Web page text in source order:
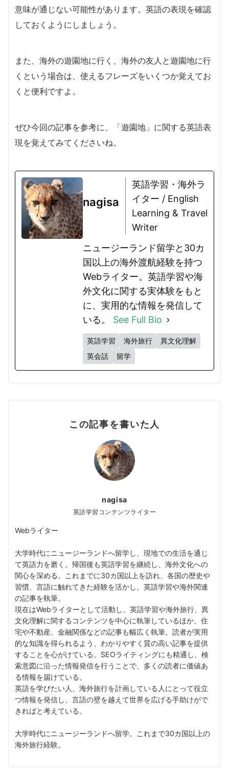
意味が通じない可能性があります。英語の表現を確認
しておくようにしましょう。
また、海外の遊園地に行く、海外の友人と遊園地に行
くという場合は、使えるフレーズをいくつか覚えてお
くと便利ですよ。
ぜひ今回の記事を参考に、「遊園地」に関する英語表
現を覚えてみてくださいね。
nagisa
英語学習・海外ラ
イター / English
Learning & Travel
Writer
ニュージーランド留学と30カ
国以上の海外渡航経験を持つ
Webライター。英語学習や海
外文化に関する実体験をもと
に、実用的な情報を発信して
いる。 See Full Bio
英語学習 海外旅行
異文化理解
英会話
留学
この記事を書いた人
nagisa
英語学習コンテンツライター
Webライター
大学時代にニュージーランドへ留学し、現地での生活を通じ
て英語力を磨く。帰国後も英語学習を継続し、海外文化への
関心を深める。これまでに30カ国以上を訪れ、各国の歴史や
習慣、言語に触れてきた経験を活かし、英語学習や海外関連
の記事を執筆。
現在はWebライターとして活動し、英語学習や海外旅行、異
文化理解に関するコンテンツを中心に執筆しているほか、住
宅や不動産、金融関係などの記事も幅広く執筆。読者が実用
的な知識を得られるよう、わかりやすく質の高い記事を提供
することを心がけている。SEOライティングにも精通し、検
索意図に沿った情報発信を行うことで、多くの読者に価値あ
る情報を届けている。
英語を学びたい人、海外旅行を計画している人にとって役立
つ情報を発信し、言語の壁を越えて世界を広げる手助けがで
きればと考えている。
大学時代にニュージーランドへ留学。これまで30カ国以上の
海外旅行経験。